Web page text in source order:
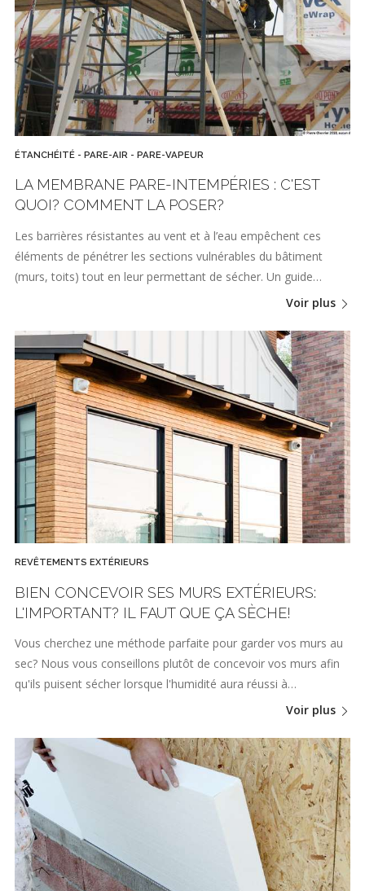
ÉTANCHÉITÉ - PARE-AIR - PARE-VAPEUR
LA MEMBRANE PARE-INTEMPÉRIES : C'EST
QUOI? COMMENT LA POSER?
Les barrières résistantes au vent et à l’eau empêchent ces
éléments de pénétrer les sections vulnérables du bâtiment
(murs, toits) tout en leur permettant de sécher. Un guide…
Voir plus
REVÊTEMENTS EXTÉRIEURS
BIEN CONCEVOIR SES MURS EXTÉRIEURS:
L'IMPORTANT? IL FAUT QUE ÇA SÈCHE!
Vous cherchez une méthode parfaite pour garder vos murs au
sec? Nous vous conseillons plutôt de concevoir vos murs afin
qu'ils puisent sécher lorsque l'humidité aura réussi à…
Voir plus